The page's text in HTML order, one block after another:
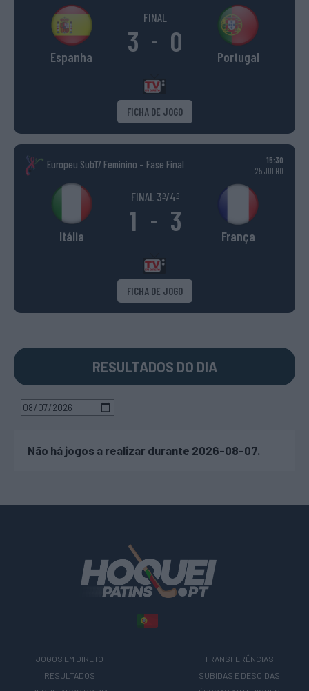
Espanha
FINAL
3 - 0 Portugal
FICHA DE JOGO
Europeu Sub17 Feminino – Fase Final
15:30
25 JULHO
Itália
FINAL 3º/4º
1 - 3 França
FICHA DE JOGO
RESULTADOS DO DIA
Não há jogos a realizar durante 2026-08-07.
JOGOS EM DIRETO
RESULTADOS
TRANSFERÊNCIAS
SUBIDAS E DESCIDAS